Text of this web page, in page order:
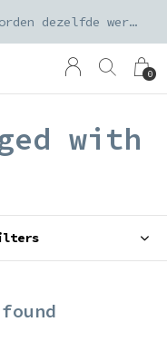
0
Orders geplaatst voor 15:00 worden dezelfde werkdag verzonden
with